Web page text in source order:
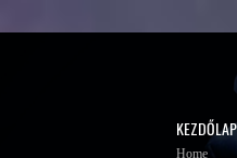
KEZDŐLAP
Home